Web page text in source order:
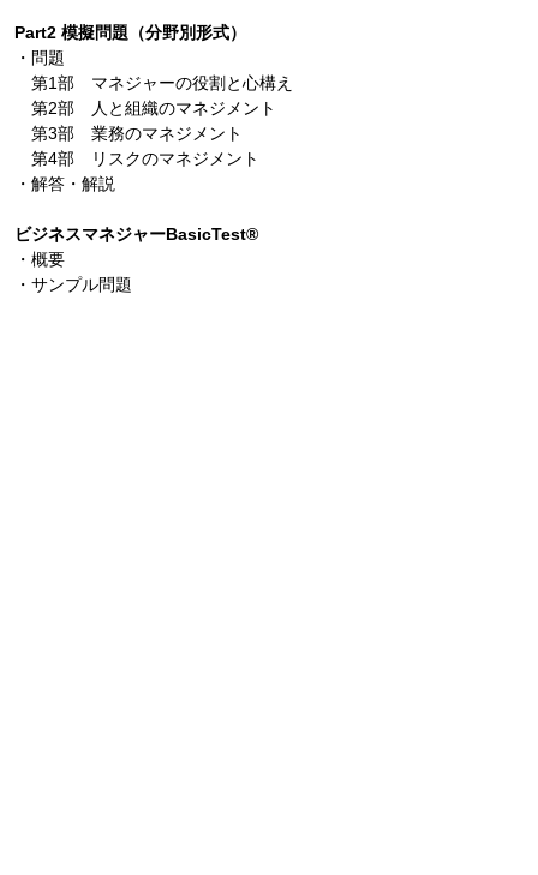
Part2 模擬問題（分野別形式）
・問題
第1部 マネジャーの役割と心構え
第2部 人と組織のマネジメント
第3部 業務のマネジメント
第4部 リスクのマネジメント
・解答・解説
ビジネスマネジャーBasicTest®
・概要
・サンプル問題